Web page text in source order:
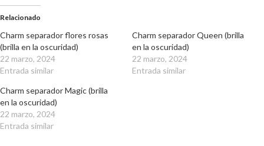
Relacionado
Charm separador flores rosas
(brilla en la oscuridad)
22 marzo, 2024
Entrada similar
Charm separador Queen (brilla
en la oscuridad)
22 marzo, 2024
Entrada similar
Charm separador Magic (brilla
en la oscuridad)
22 marzo, 2024
Entrada similar